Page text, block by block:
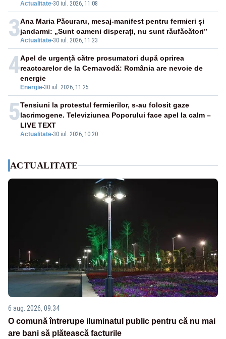
Actualitate-30 iul. 2026, 11:08
3Actualitate-30 iul. 2026, 11:23
Ana Maria Păcuraru, mesaj-manifest pentru fermieri și
jandarmi: „Sunt oameni disperați, nu sunt răufăcători”
4
Energie-30 iul. 2026, 11:25
Apel de urgență către prosumatori după oprirea
reactoarelor de la Cernavodă: România are nevoie de
energie
5
Actualitate-30 iul. 2026, 10:20
Tensiuni la protestul fermierilor, s-au folosit gaze
lacrimogene. Televiziunea Poporului face apel la calm –
LIVE TEXT
ACTUALITATE
6 aug. 2026, 09:34
O comună întrerupe iluminatul public pentru că nu mai
are bani să plătească facturile